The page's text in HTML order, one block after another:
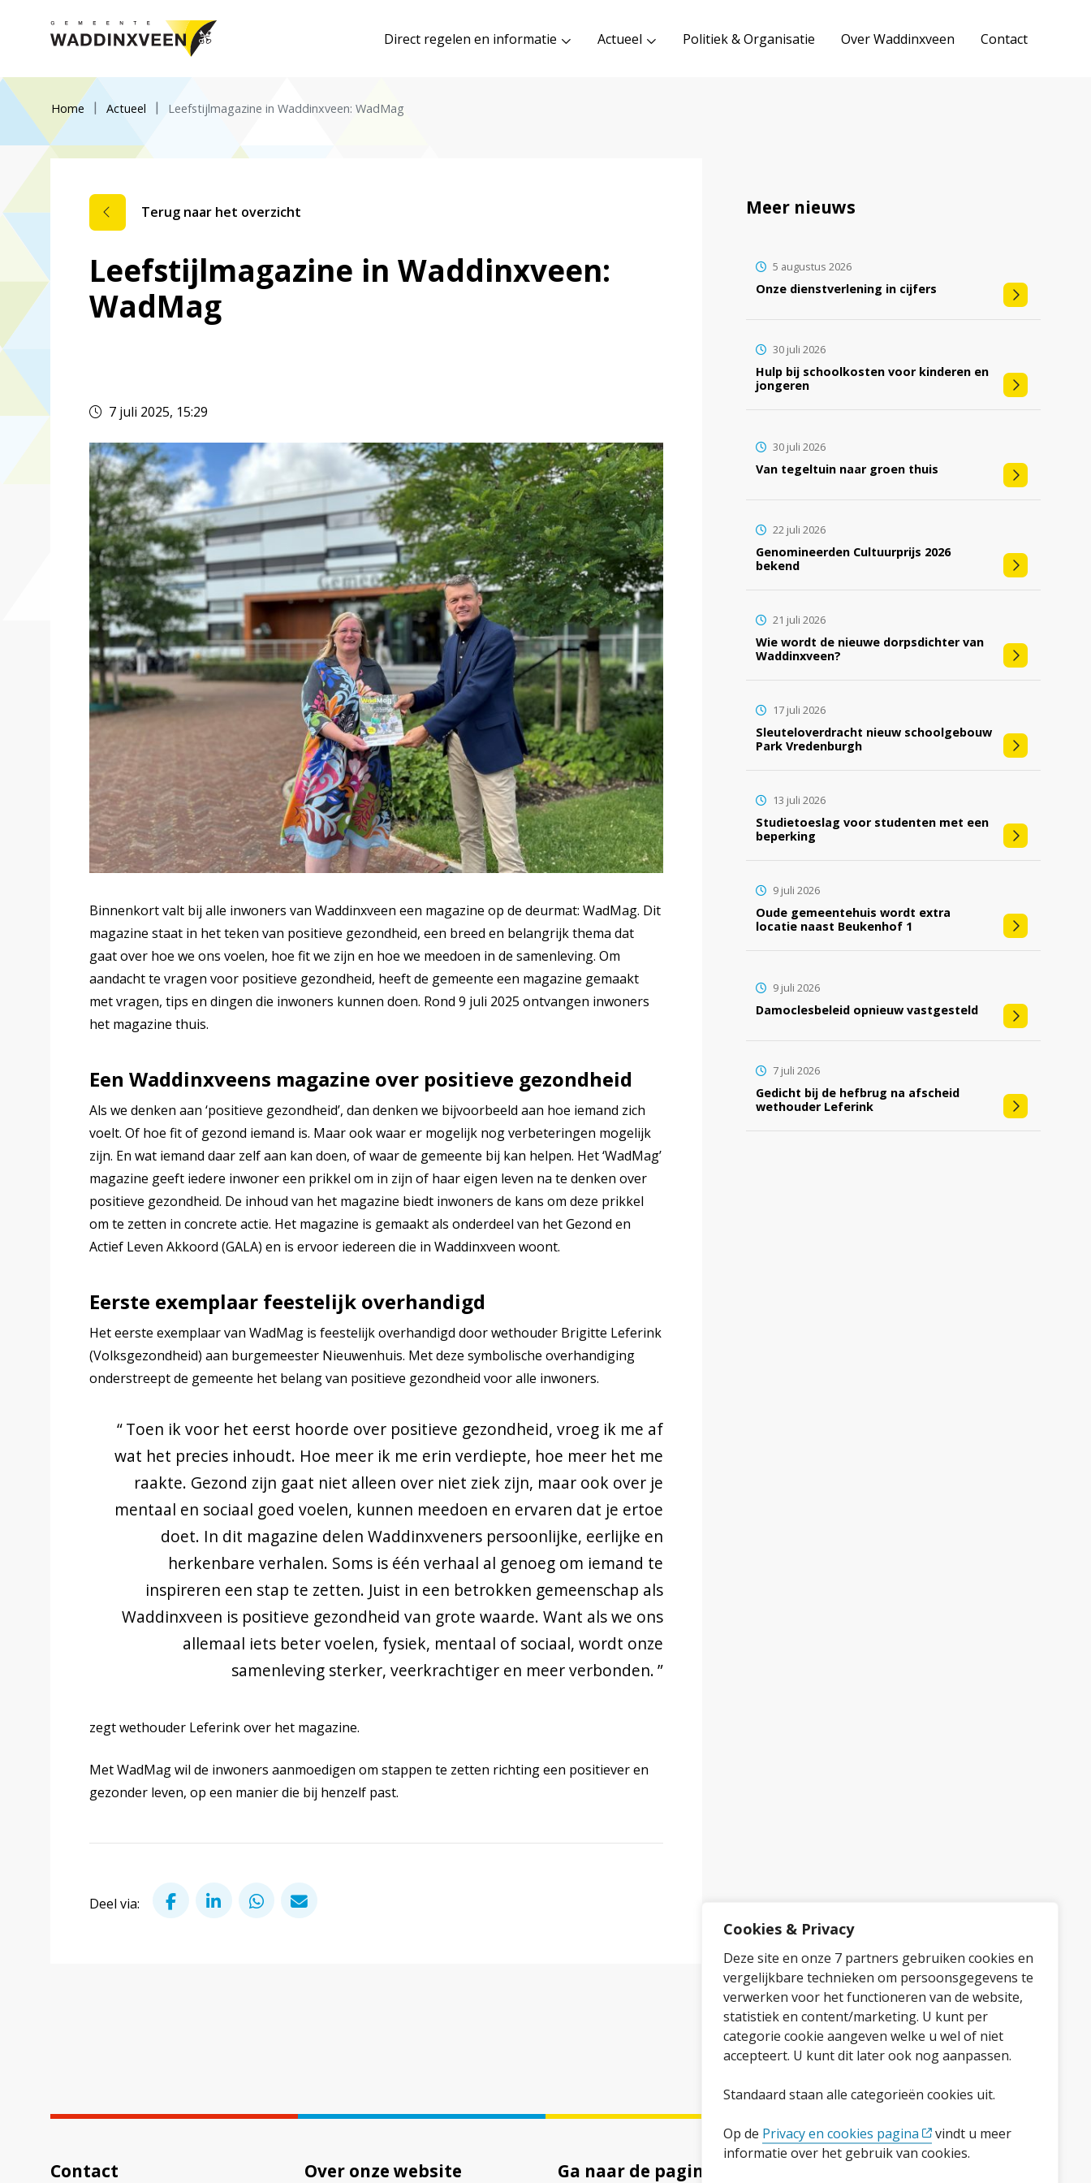
Cookies & Privacy
Deze site en onze 7 partners gebruiken cookies en
vergelijkbare technieken om persoonsgegevens te
verwerken voor het functioneren van de website,
statistiek en content/marketing. U kunt per
categorie cookie aangeven welke u wel of niet
accepteert. U kunt dit later ook nog aanpassen.
Standaard staan alle categorieën cookies uit.
Op de Privacy en cookies pagina
vindt u meer
informatie over het gebruik van cookies.
Direct regelen en informatie Actueel Politiek & Organisatie Over Waddinxveen Contact
Home Actueel Leefstijlmagazine in Waddinxveen: WadMag
Terug naar het overzicht
Leefstijlmagazine in Waddinxveen:
WadMag
7 juli 2025, 15:29
Binnenkort valt bij alle inwoners van Waddinxveen een magazine op de deurmat: WadMag. Dit
magazine staat in het teken van positieve gezondheid, een breed en belangrijk thema dat
gaat over hoe we ons voelen, hoe fit we zijn en hoe we meedoen in de samenleving. Om
aandacht te vragen voor positieve gezondheid, heeft de gemeente een magazine gemaakt
met vragen, tips en dingen die inwoners kunnen doen. Rond 9 juli 2025 ontvangen inwoners
het magazine thuis.
Een Waddinxveens magazine over positieve gezondheid
Als we denken aan ‘positieve gezondheid’, dan denken we bijvoorbeeld aan hoe iemand zich
voelt. Of hoe fit of gezond iemand is. Maar ook waar er mogelijk nog verbeteringen mogelijk
zijn. En wat iemand daar zelf aan kan doen, of waar de gemeente bij kan helpen. Het ‘WadMag’
magazine geeft iedere inwoner een prikkel om in zijn of haar eigen leven na te denken over
positieve gezondheid. De inhoud van het magazine biedt inwoners de kans om deze prikkel
om te zetten in concrete actie. Het magazine is gemaakt als onderdeel van het Gezond en
Actief Leven Akkoord (GALA) en is ervoor iedereen die in Waddinxveen woont.
Eerste exemplaar feestelijk overhandigd
Het eerste exemplaar van WadMag is feestelijk overhandigd door wethouder Brigitte Leferink
(Volksgezondheid) aan burgemeester Nieuwenhuis. Met deze symbolische overhandiging
onderstreept de gemeente het belang van positieve gezondheid voor alle inwoners.
Toen ik voor het eerst hoorde over positieve gezondheid, vroeg ik me af
wat het precies inhoudt. Hoe meer ik me erin verdiepte, hoe meer het me
raakte. Gezond zijn gaat niet alleen over niet ziek zijn, maar ook over je
mentaal en sociaal goed voelen, kunnen meedoen en ervaren dat je ertoe
doet. In dit magazine delen Waddinxveners persoonlijke, eerlijke en
herkenbare verhalen. Soms is één verhaal al genoeg om iemand te
inspireren een stap te zetten. Juist in een betrokken gemeenschap als
Waddinxveen is positieve gezondheid van grote waarde. Want als we ons
allemaal iets beter voelen, fysiek, mentaal of sociaal, wordt onze
samenleving sterker, veerkrachtiger en meer verbonden.
zegt wethouder Leferink over het magazine.
Met WadMag wil de inwoners aanmoedigen om stappen te zetten richting een positiever en
gezonder leven, op een manier die bij henzelf past.
Deel via:
Deel via Facebook
Deel via LinkedInDeel via WhatsApp
Meer nieuws
Onze dienstverlening in cijfers
5 augustus 2026
Hulp bij schoolkosten voor kinderen en
jongeren
30 juli 2026
Van tegeltuin naar groen thuis
30 juli 2026
Genomineerden Cultuurprijs 2026
bekend
22 juli 2026
Wie wordt de nieuwe dorpsdichter van
Waddinxveen?
21 juli 2026
Sleuteloverdracht nieuw schoolgebouw
Park Vredenburgh
17 juli 2026
Studietoeslag voor studenten met een
beperking
13 juli 2026
Oude gemeentehuis wordt extra
locatie naast Beukenhof 1
9 juli 2026
Damoclesbeleid opnieuw vastgesteld
9 juli 2026
Gedicht bij de hefbrug na afscheid
wethouder Leferink
7 juli 2026
Contact Over onze website Ga naar de pagina